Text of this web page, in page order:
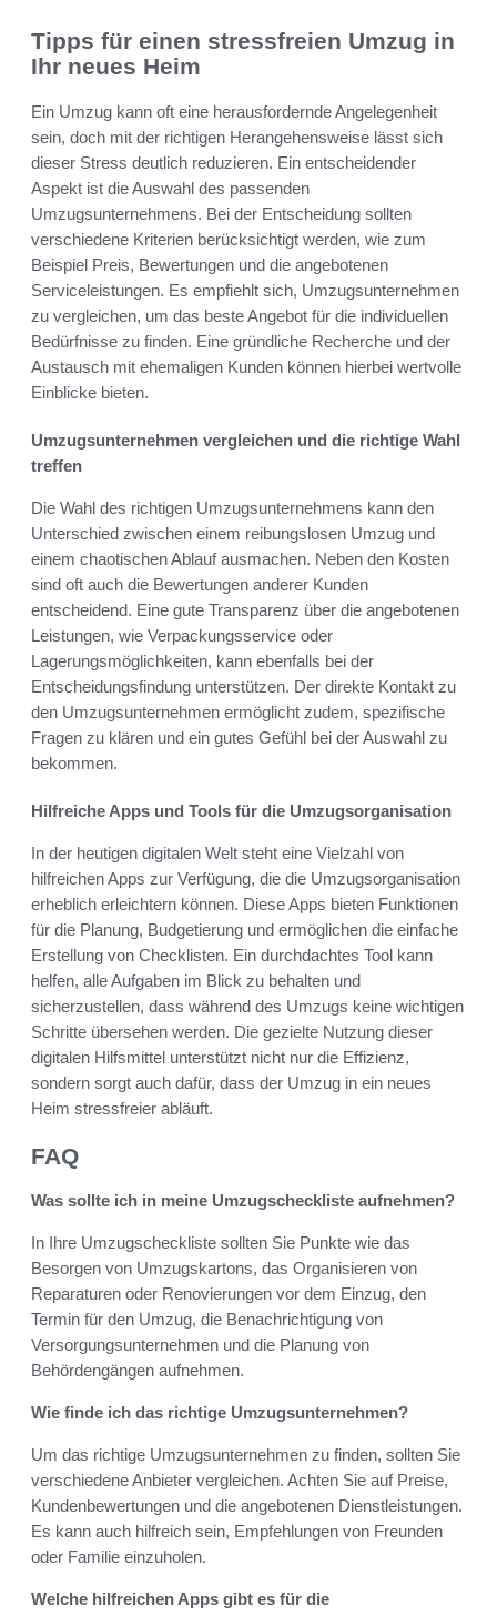
Tipps für einen stressfreien Umzug in
Ihr neues Heim
Ein Umzug kann oft eine herausfordernde Angelegenheit
sein, doch mit der richtigen Herangehensweise lässt sich
dieser Stress deutlich reduzieren. Ein entscheidender
Aspekt ist die Auswahl des passenden
Umzugsunternehmens. Bei der Entscheidung sollten
verschiedene Kriterien berücksichtigt werden, wie zum
Beispiel Preis, Bewertungen und die angebotenen
Serviceleistungen. Es empfiehlt sich, Umzugsunternehmen
zu vergleichen, um das beste Angebot für die individuellen
Bedürfnisse zu finden. Eine gründliche Recherche und der
Austausch mit ehemaligen Kunden können hierbei wertvolle
Einblicke bieten.
Umzugsunternehmen vergleichen und die richtige Wahl
treffen
Die Wahl des richtigen Umzugsunternehmens kann den
Unterschied zwischen einem reibungslosen Umzug und
einem chaotischen Ablauf ausmachen. Neben den Kosten
sind oft auch die Bewertungen anderer Kunden
entscheidend. Eine gute Transparenz über die angebotenen
Leistungen, wie Verpackungsservice oder
Lagerungsmöglichkeiten, kann ebenfalls bei der
Entscheidungsfindung unterstützen. Der direkte Kontakt zu
den Umzugsunternehmen ermöglicht zudem, spezifische
Fragen zu klären und ein gutes Gefühl bei der Auswahl zu
bekommen.
Hilfreiche Apps und Tools für die Umzugsorganisation
In der heutigen digitalen Welt steht eine Vielzahl von
hilfreichen Apps zur Verfügung, die die Umzugsorganisation
erheblich erleichtern können. Diese Apps bieten Funktionen
für die Planung, Budgetierung und ermöglichen die einfache
Erstellung von Checklisten. Ein durchdachtes Tool kann
helfen, alle Aufgaben im Blick zu behalten und
sicherzustellen, dass während des Umzugs keine wichtigen
Schritte übersehen werden. Die gezielte Nutzung dieser
digitalen Hilfsmittel unterstützt nicht nur die Effizienz,
sondern sorgt auch dafür, dass der Umzug in ein neues
Heim stressfreier abläuft.
FAQ
Was sollte ich in meine Umzugscheckliste aufnehmen?
In Ihre Umzugscheckliste sollten Sie Punkte wie das
Besorgen von Umzugskartons, das Organisieren von
Reparaturen oder Renovierungen vor dem Einzug, den
Termin für den Umzug, die Benachrichtigung von
Versorgungsunternehmen und die Planung von
Behördengängen aufnehmen.
Wie finde ich das richtige Umzugsunternehmen?
Um das richtige Umzugsunternehmen zu finden, sollten Sie
verschiedene Anbieter vergleichen. Achten Sie auf Preise,
Kundenbewertungen und die angebotenen Dienstleistungen.
Es kann auch hilfreich sein, Empfehlungen von Freunden
oder Familie einzuholen.
Welche hilfreichen Apps gibt es für die